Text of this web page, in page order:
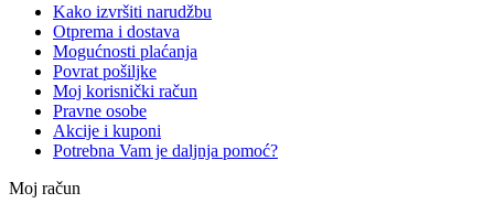
Kako izvršiti narudžbu
Otprema i dostava
Mogućnosti plaćanja
Povrat pošiljke
Moj korisnički račun
Pravne osobe
Akcije i kuponi
Potrebna Vam je daljnja pomoć?
Moj račun